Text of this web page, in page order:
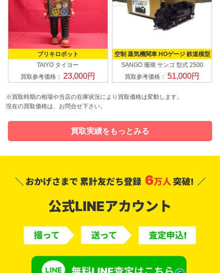
ブリキロボット
TAIYO タイヨー
買取参考価格： 23,000円
空制 蒸気機関車 HOゲージ 鉄道模型
SANGO 珊瑚 サンゴ型式 2500
買取参考価格：51,000円
※買取時期の相場や当店の在庫状況により買取価格は変動します。
現在の買取価格は、お問合せ下さい。
買取実績をもっとみる